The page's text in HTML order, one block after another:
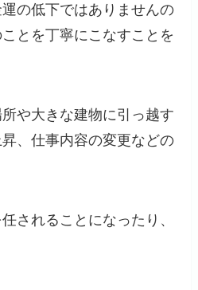
の低下ではありませんの
とを丁寧にこなすことを
や大きな建物に引っ越す
、仕事内容の変更などの
されることになったり、